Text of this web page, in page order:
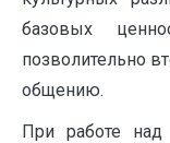
базовых
позволительно
общению.
При работе